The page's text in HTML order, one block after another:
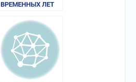
ВРЕМЕННЫХ ЛЕТ